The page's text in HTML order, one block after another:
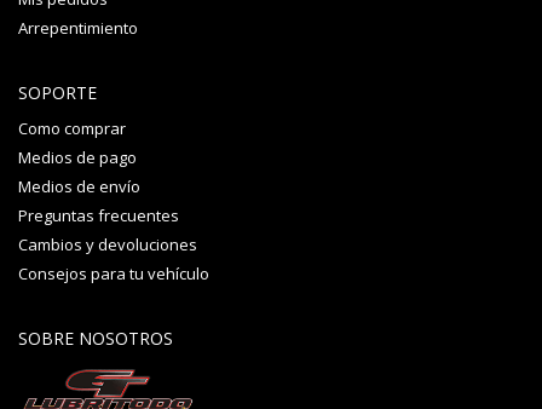
Arrepentimiento
SOPORTE
Como comprar
Medios de pago
Medios de envío
Preguntas frecuentes
Cambios y devoluciones
Consejos para tu vehículo
SOBRE NOSOTROS